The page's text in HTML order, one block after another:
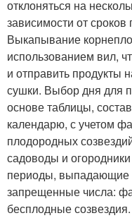
отклоняться на
зависимости от сроков
Выкапывание
использованием вил,
и отправить продукты
сушки. Выбор дня для
основе таблицы,
календарю, с учетом
плодородных
садоводы и
периоды, выпадающие
запрещенные числа:
бесплодные созвездия.